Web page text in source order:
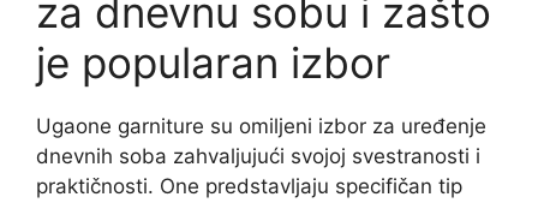
za dnevnu sobu i zašto
je popularan izbor
Ugaone garniture su omiljeni izbor za uređenje
dnevnih soba zahvaljujući svojoj svestranosti i
praktičnosti. One predstavljaju specifičan tip